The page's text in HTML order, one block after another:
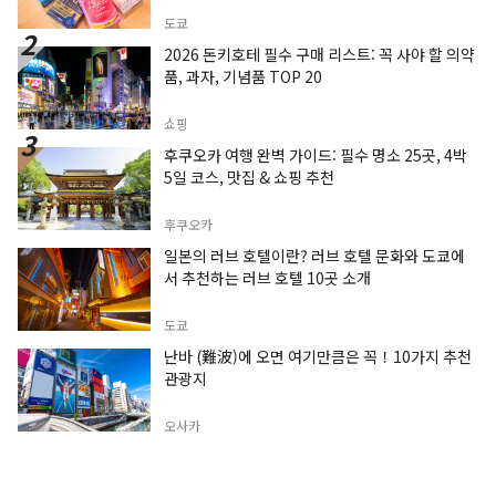
도쿄
2026 돈키호테 필수 구매 리스트: 꼭 사야 할 의약
품, 과자, 기념품 TOP 20
쇼핑
후쿠오카 여행 완벽 가이드: 필수 명소 25곳, 4박
5일 코스, 맛집 & 쇼핑 추천
후쿠오카
일본의 러브 호텔이란? 러브 호텔 문화와 도쿄에
서 추천하는 러브 호텔 10곳 소개
도쿄
난바 (難波)에 오면 여기만큼은 꼭！10가지 추천
관광지
오사카